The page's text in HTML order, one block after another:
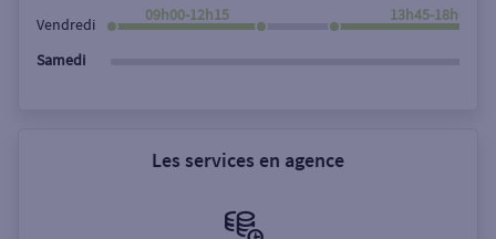
Vendredi
09h00-12h15 13h45-18h00
Samedi
Les services en agence